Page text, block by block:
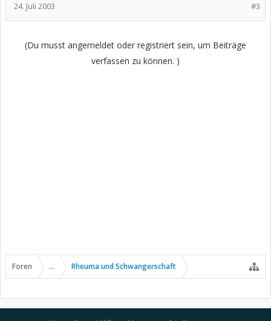
#3
24. Juli 2003
(Du musst angemeldet oder registriert sein, um Beiträge
verfassen zu können. )
Foren ... Rheuma und Schwangerschaft